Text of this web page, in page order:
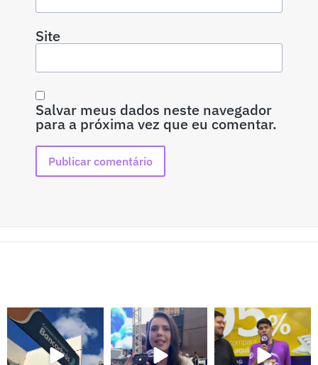
Site
Salvar meus dados neste navegador
para a próxima vez que eu comentar.